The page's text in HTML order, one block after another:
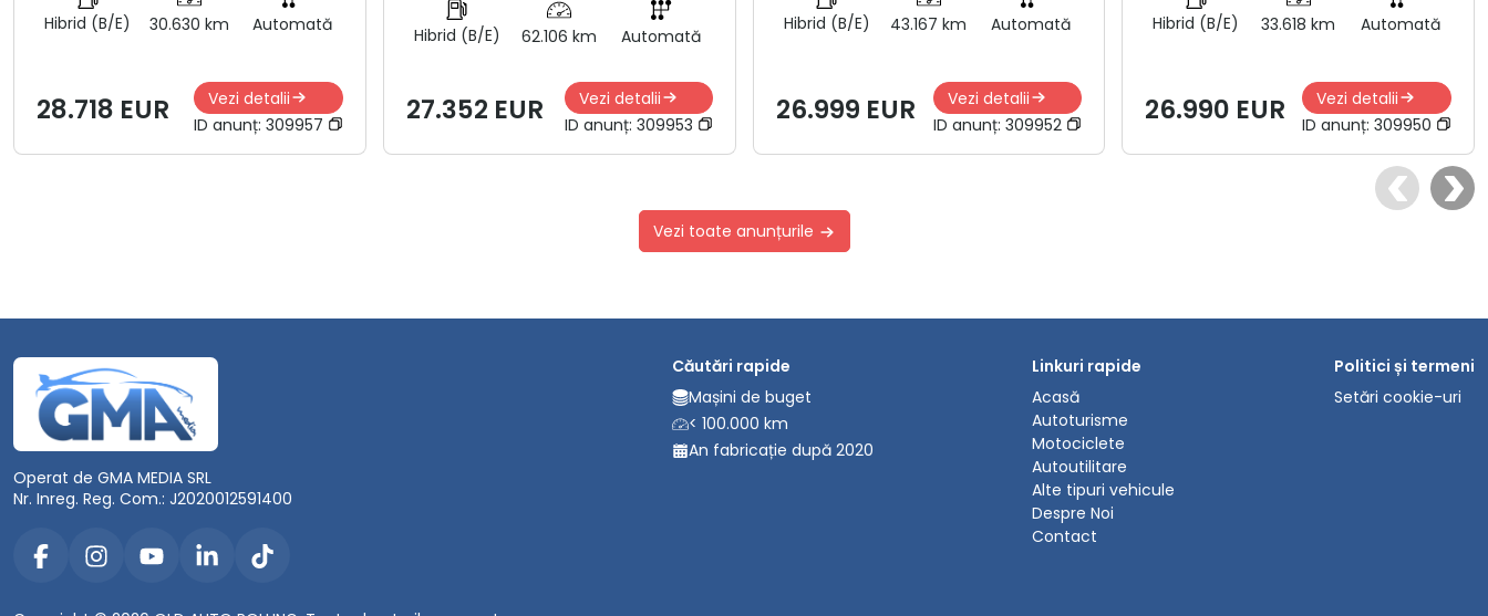
Hibrid (B/E) 30.630 km Automată
28.718 EUR
Vezi detalii
ID anunț: 309957
Hibrid (B/E) 62.106 km Automată
27.352 EUR
Vezi detalii
ID anunț: 309953
Hibrid (B/E) 43.167 km Automată
26.999 EUR
Vezi detalii
ID anunț:309952
Hibrid (B/E) 33.618 km Automată
26.990 EUR
Vezi detalii
ID anunț: 309950
Vezi toate anunțurile
Operat de GMA MEDIA SRL
Nr. Inreg. Reg. Com.: J2020012591400
Căutări rapide
Mașini de buget
< 100.000 km
An fabricație după 2020
Linkuri rapide
Acasă
Autoturisme
Motociclete
Autoutilitare
Alte tipuri vehicule
Despre Noi
Contact
Politici și termeni
Setări cookie-uri